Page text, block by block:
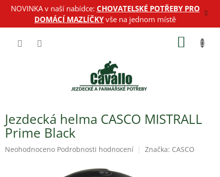
PřejítNOVINKA v naší nabídce: CHOVATELSKÉ POTŘEBY PRO
DOMÁCÍ MAZLÍČKYvše na jednom místě
Jezdecká helma CASCO MISTRALL
Prime Black
Průměrné
Neohodnoceno Podrobnosti hodnocení Značka: CASCO